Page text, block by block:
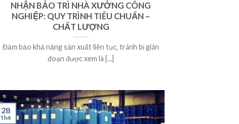
NHẬN BẢO TRÌ NHÀ XƯỞNG CÔNG
NGHIỆP: QUY TRÌNH TIÊU CHUẨN –
CHẤT LƯỢNG
Đảm bảo khả năng sản xuất liên tục, tránh bị gián
đoạn được xem là [...]
28
Th4